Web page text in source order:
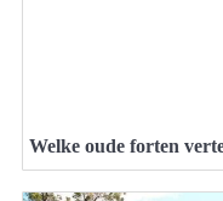
Welke oude forten